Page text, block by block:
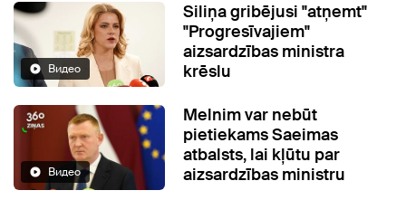
Видео
Siliņa gribējusi "atņemt"
"Progresīvajiem"
aizsardzības ministra
krēslu
Видео
Melnim var nebūt
pietiekams Saeimas
atbalsts, lai kļūtu par
aizsardzības ministru